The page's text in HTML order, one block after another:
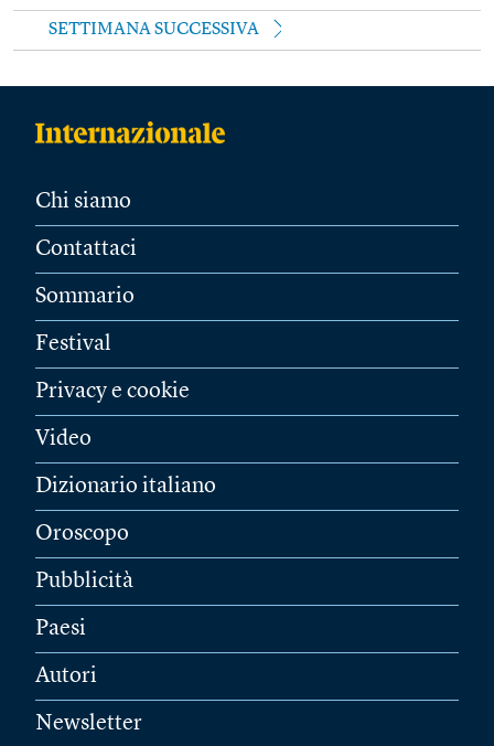
SETTIMANA SUCCESSIVA
Chi siamo
Contattaci
Sommario
Festival
Privacy e cookie
Video
Dizionario italiano
Oroscopo
Pubblicità
Paesi
Autori
Newsletter